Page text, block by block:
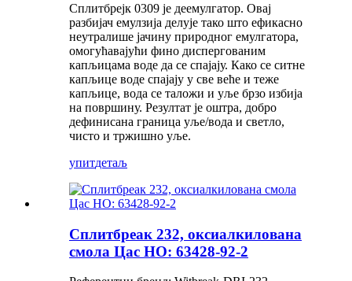
Сплитбрејк 0309 је деемулгатор. Овај
разбијач емулзија делује тако што ефикасно
неутралише јачину природног емулгатора,
омогућавајући фино диспергованим
капљицама воде да се спајају. Како се ситне
капљице воде спајају у све веће и теже
капљице, вода се таложи и уље брзо избија
на површину. Резултат је оштра, добро
дефинисана граница уље/вода и светло,
чисто и тржишно уље.
упитдетаљ
Сплитбреак 232, оксиалкилована
смола Цас НО: 63428-92-2